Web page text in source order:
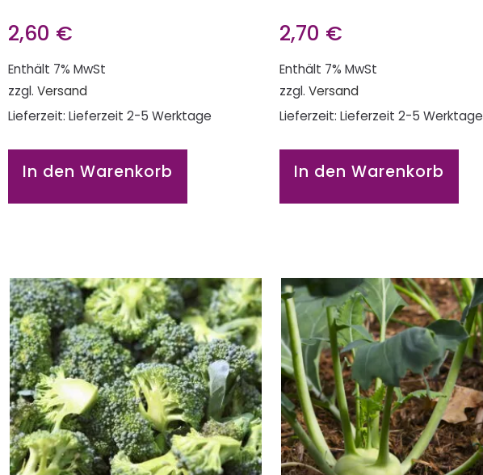
2,60 €
Enthält 7% MwSt
zzgl. Versand
Lieferzeit: Lieferzeit 2-5 Werktage
In den Warenkorb
2,70 €
Enthält 7% MwSt
zzgl. Versand
Lieferzeit: Lieferzeit 2-5 Werktage
In den Warenkorb